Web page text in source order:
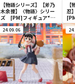
【物語シリーズ】【斧乃
木余接】〈物語〉シリー
ズ [PM]フィギュア“斧
乃木余接”
忍
24.09.06